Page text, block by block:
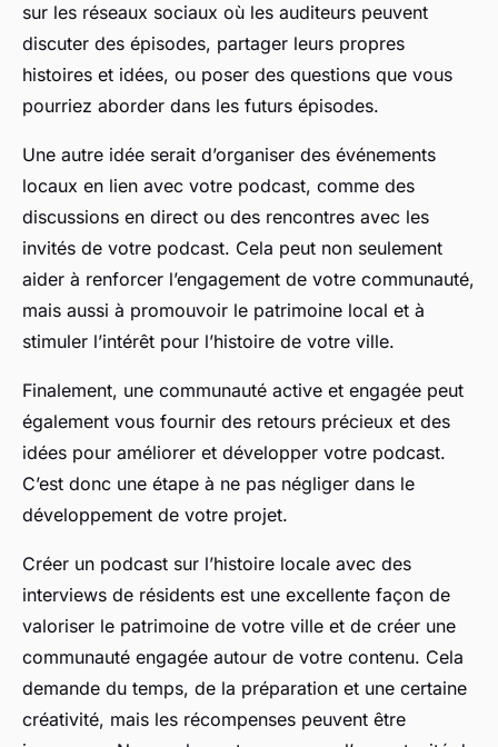
sur les réseaux sociaux où les auditeurs peuvent
discuter des épisodes, partager leurs propres
histoires et idées, ou poser des questions que vous
pourriez aborder dans les futurs épisodes.
Une autre idée serait d’organiser des événements
locaux en lien avec votre podcast, comme des
discussions en direct ou des rencontres avec les
invités de votre podcast. Cela peut non seulement
aider à renforcer l’engagement de votre communauté,
mais aussi à promouvoir le patrimoine local et à
stimuler l’intérêt pour l’histoire de votre ville.
Finalement, une communauté active et engagée peut
également vous fournir des retours précieux et des
idées pour améliorer et développer votre podcast.
C’est donc une étape à ne pas négliger dans le
développement de votre projet.
Créer un podcast sur l’histoire locale avec des
interviews de résidents est une excellente façon de
valoriser le patrimoine de votre ville et de créer une
communauté engagée autour de votre contenu. Cela
demande du temps, de la préparation et une certaine
créativité, mais les récompenses peuvent être